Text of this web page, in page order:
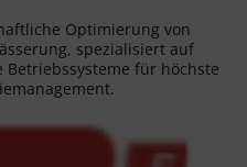
Optimierung von
spezialisiert auf
für höchste